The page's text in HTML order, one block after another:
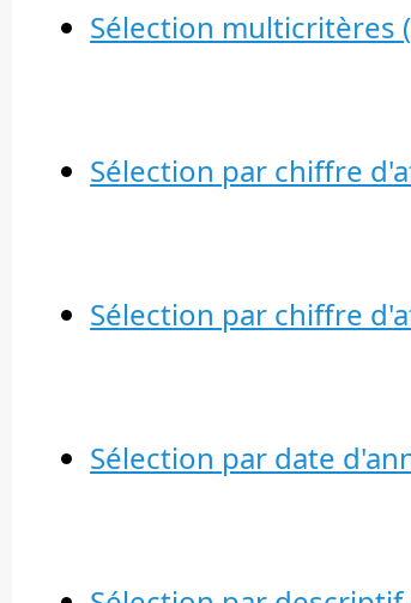
Sélection multicritères
Sélection par chiffre
Sélection par chiffre
Sélection par date